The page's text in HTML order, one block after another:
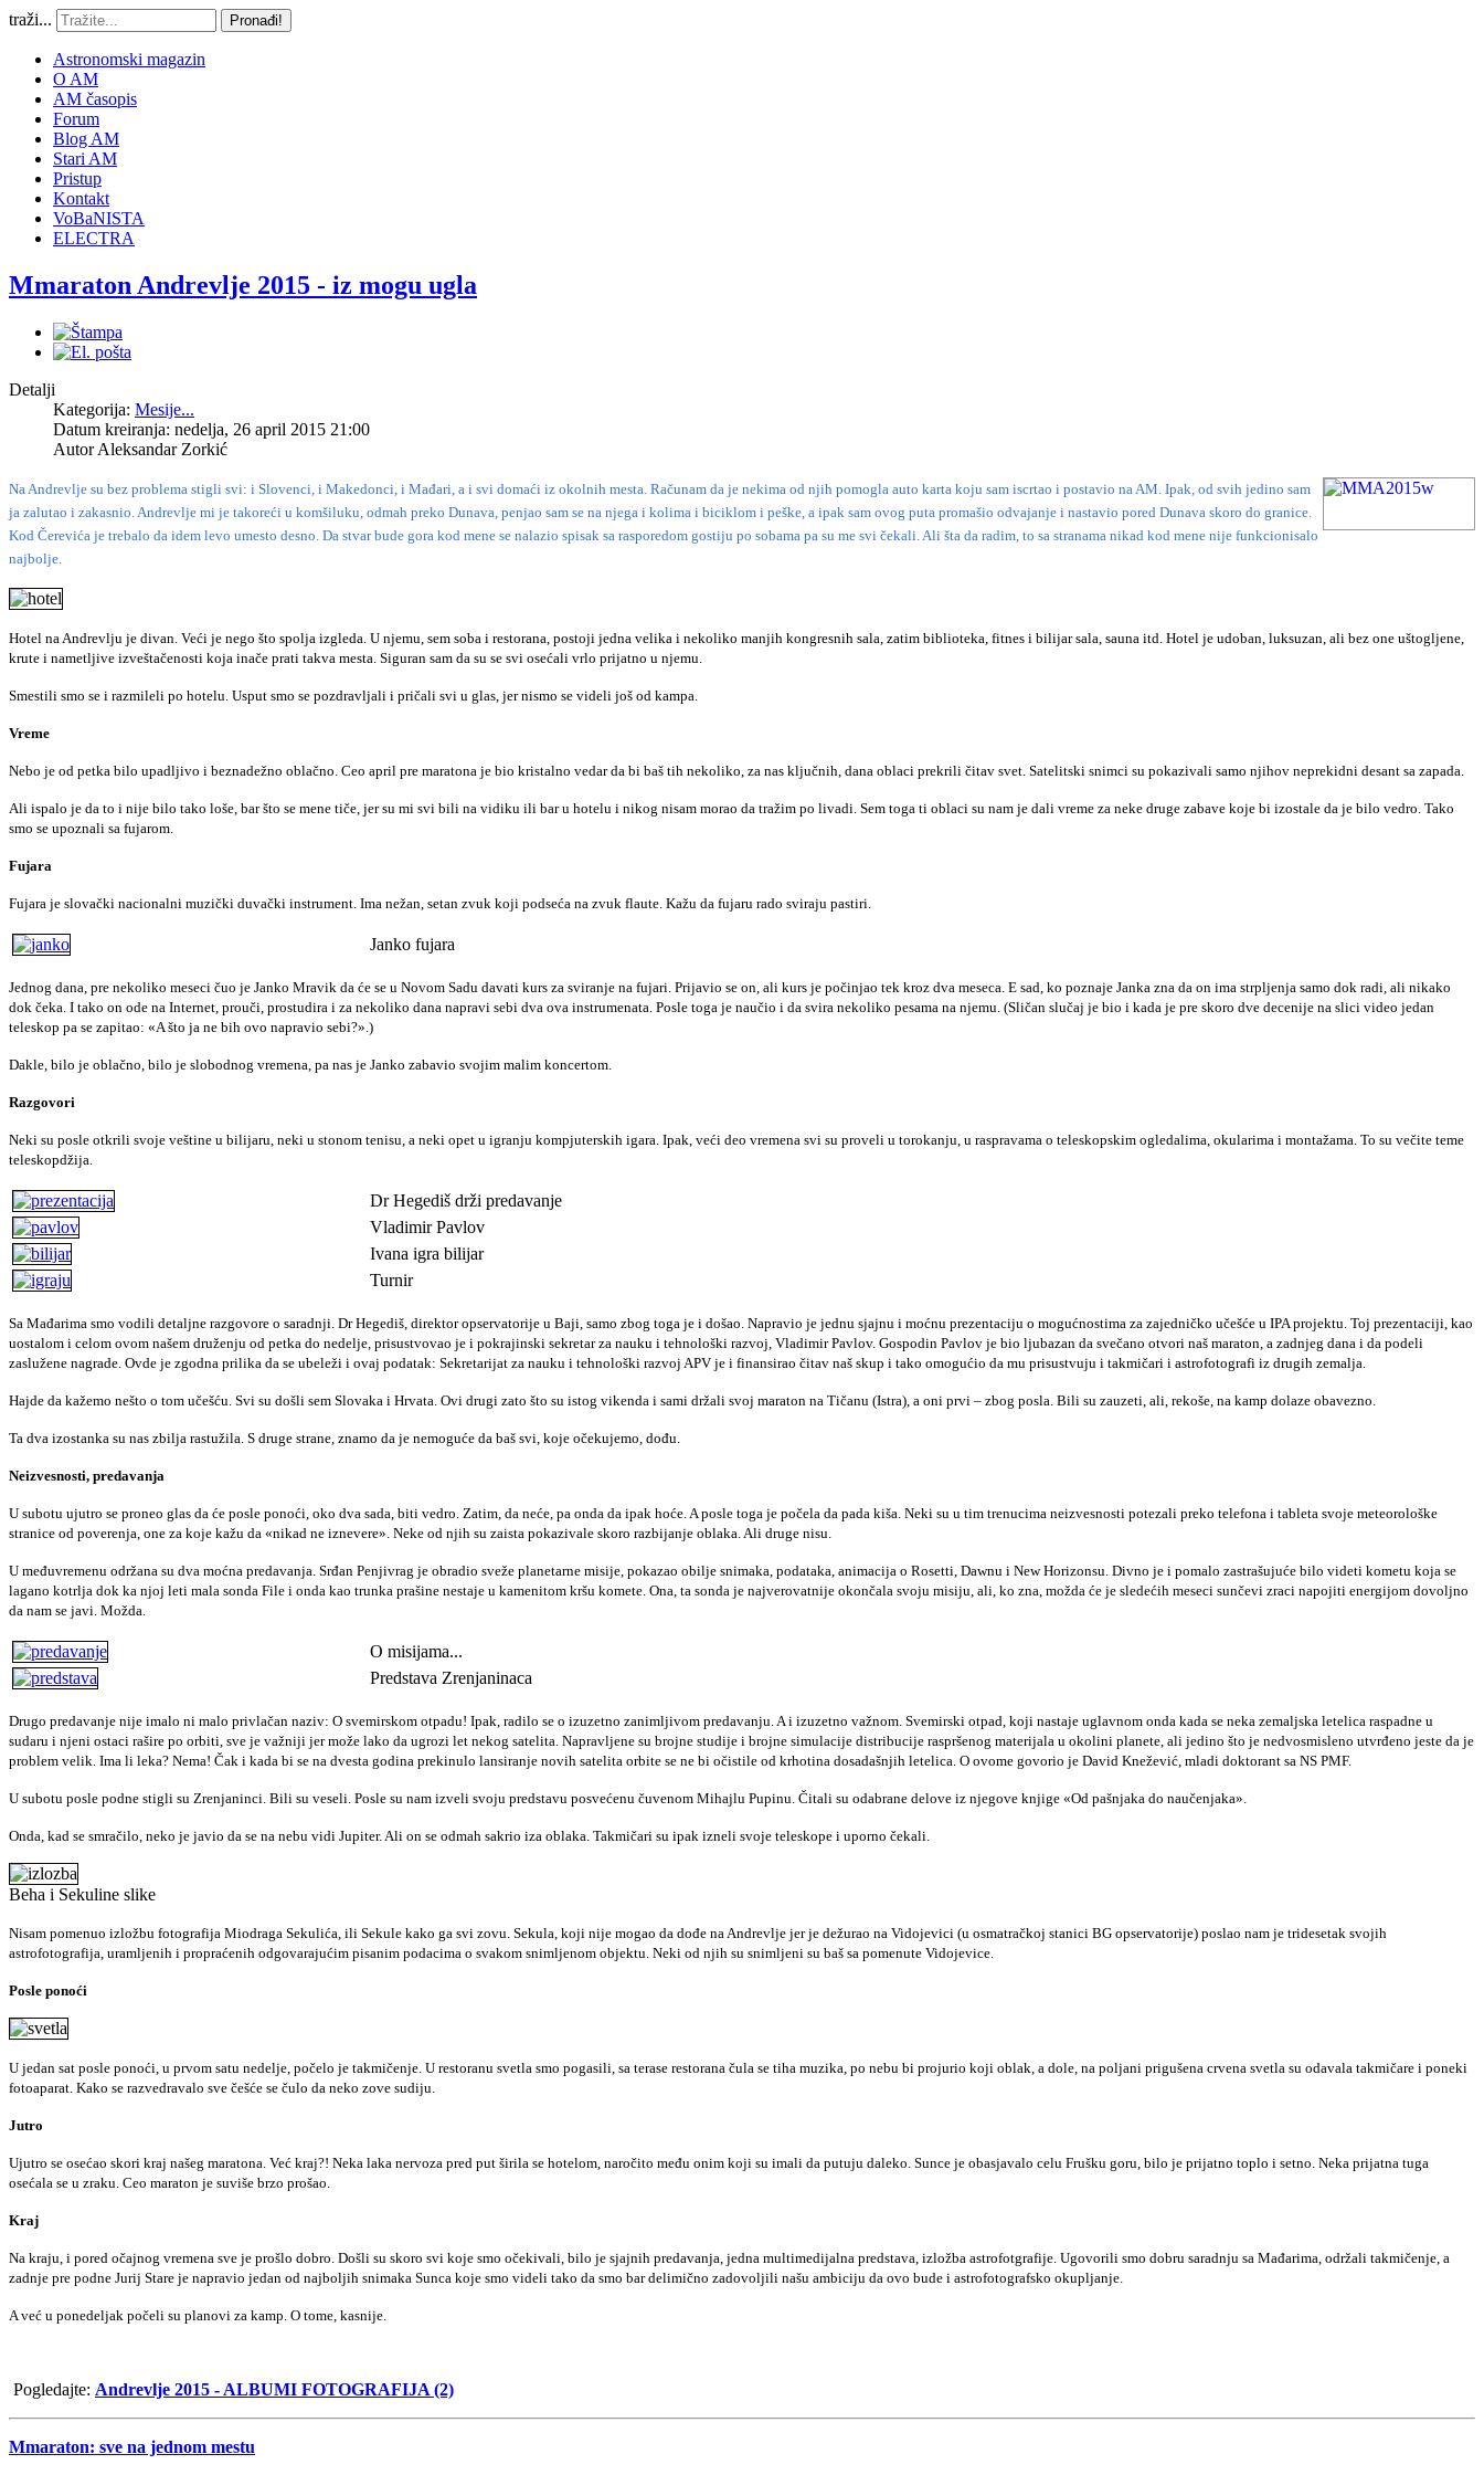
traži... Pronađi!
Astronomski magazin
O AM
AM časopis
Forum
Blog AM
Stari AM
Pristup
Kontakt
VoBaNISTA
ELECTRA
Mmaraton Andrevlje 2015 - iz mogu ugla
Detalji
Kategorija: Mesije...
Datum kreiranja: nedelja, 26 april 2015 21:00
AutorAleksandar Zorkić
Na Andrevlje su bez problema stigli svi: i Slovenci, i Makedonci, i Mađari, a i svi domaći iz okolnih mesta. Računam da je nekima od njih pomogla auto karta koju sam iscrtao i postavio na AM. Ipak, od svih jedino sam
ja zalutao i zakasnio. Andrevlje mi je takoreći u komšiluku, odmah preko Dunava, penjao sam se na njega i kolima i biciklom i peške, a ipak sam ovog puta promašio odvajanje i nastavio pored Dunava skoro do granice.
Kod Čerevića je trebalo da idem levo umesto desno. Da stvar bude gora kod mene se nalazio spisak sa rasporedom gostiju po sobama pa su me svi čekali. Ali šta da radim, to sa stranama nikad kod mene nije funkcionisalo
najbolje.
Hotel na Andrevlju je divan. Veći je nego što spolja izgleda. U njemu, sem soba i restorana, postoji jedna velika i nekoliko manjih kongresnih sala, zatim biblioteka, fitnes i bilijar sala, sauna itd. Hotel je udoban, luksuzan, ali bez one uštogljene,
krute i nametljive izveštačenosti koja inače prati takva mesta. Siguran sam da su se svi osećali vrlo prijatno u njemu.
Smestili smo se i razmileli po hotelu. Usput smo se pozdravljali i pričali svi u glas, jer nismo se videli još od kampa.
Vreme
Nebo je od petka bilo upadljivo i beznadežno oblačno. Ceo april pre maratona je bio kristalno vedar da bi baš tih nekoliko, za nas ključnih, dana oblaci prekrili čitav svet. Satelitski snimci su pokazivali samo njihov neprekidni desant sa zapada.
Ali ispalo je da to i nije bilo tako loše, bar što se mene tiče, jer su mi svi bili na vidiku ili bar u hotelu i nikog nisam morao da tražim po livadi. Sem toga ti oblaci su nam je dali vreme za neke druge zabave koje bi izostale da je bilo vedro. Tako
smo se upoznali sa fujarom.
Fujara
Fujara je slovački nacionalni muzički duvački instrument. Ima nežan, setan zvuk koji podseća na zvuk flaute. Kažu da fujaru rado sviraju pastiri.
Janko fujara
Jednog dana, pre nekoliko meseci čuo je Janko Mravik da će se u Novom Sadu davati kurs za sviranje na fujari. Prijavio se on, ali kurs je počinjao tek kroz dva meseca. E sad, ko poznaje Janka zna da on ima strpljenja samo dok radi, ali nikako
dok čeka. I tako on ode na Internet, prouči, prostudira i za nekoliko dana napravi sebi dva ova instrumenata. Posle toga je naučio i da svira nekoliko pesama na njemu. (Sličan slučaj je bio i kada je pre skoro dve decenije na slici video jedan
teleskop pa se zapitao: «A što ja ne bih ovo napravio sebi?».)
Dakle, bilo je oblačno, bilo je slobodnog vremena, pa nas je Janko zabavio svojim malim koncertom.
Razgovori
Neki su posle otkrili svoje veštine u bilijaru, neki u stonom tenisu, a neki opet u igranju kompjuterskih igara. Ipak, veći deo vremena svi su proveli u torokanju, u raspravama o teleskopskim ogledalima, okularima i montažama. To su večite teme
teleskopdžija.
Dr Hegediš drži predavanje
Vladimir Pavlov
Ivana igra bilijar
Turnir
Sa Mađarima smo vodili detaljne razgovore o saradnji. Dr Hegediš, direktor opservatorije u Baji, samo zbog toga je i došao. Napravio je jednu sjajnu i moćnu prezentaciju o mogućnostima za zajedničko učešće u IPA projektu. Toj prezentaciji, kao
uostalom i celom ovom našem druženju od petka do nedelje, prisustvovao je i pokrajinski sekretar za nauku i tehnološki razvoj, Vladimir Pavlov. Gospodin Pavlov je bio ljubazan da svečano otvori naš maraton, a zadnjeg dana i da podeli
zaslužene nagrade. Ovde je zgodna prilika da se ubeleži i ovaj podatak: Sekretarijat za nauku i tehnološki razvoj APV je i finansirao čitav naš skup i tako omogućio da mu prisustvuju i takmičari i astrofotografi iz drugih zemalja.
Hajde da kažemo nešto o tom učešću. Svi su došli sem Slovaka i Hrvata. Ovi drugi zato što su istog vikenda i sami držali svoj maraton na Tičanu (Istra), a oni prvi – zbog posla. Bili su zauzeti, ali, rekoše, na kamp dolaze obavezno.
Ta dva izostanka su nas zbilja rastužila. S druge strane, znamo da je nemoguće da baš svi, koje očekujemo, dođu.
Neizvesnosti, predavanja
U subotu ujutro se proneo glas da će posle ponoći, oko dva sada, biti vedro. Zatim, da neće, pa onda da ipak hoće. A posle toga je počela da pada kiša. Neki su u tim trenucima neizvesnosti potezali preko telefona i tableta svoje meteorološke
stranice od poverenja, one za koje kažu da «nikad ne iznevere». Neke od njih su zaista pokazivale skoro razbijanje oblaka. Ali druge nisu.
U međuvremenu održana su dva moćna predavanja. Srđan Penjivrag je obradio sveže planetarne misije, pokazao obilje snimaka, podataka, animacija o Rosetti, Dawnu i New Horizonsu. Divno je i pomalo zastrašujuće bilo videti kometu koja se
lagano kotrlja dok ka njoj leti mala sonda File i onda kao trunka prašine nestaje u kamenitom kršu komete. Ona, ta sonda je najverovatnije okončala svoju misiju, ali, ko zna, možda će je sledećih meseci sunčevi zraci napojiti energijom dovoljno
da nam se javi. Možda.
O misijama...
Predstava Zrenjaninaca
Drugo predavanje nije imalo ni malo privlačan naziv: O svemirskom otpadu! Ipak, radilo se o izuzetno zanimljivom predavanju. A i izuzetno važnom. Svemirski otpad, koji nastaje uglavnom onda kada se neka zemaljska letelica raspadne u
sudaru i njeni ostaci rašire po orbiti, sve je važniji jer može lako da ugrozi let nekog satelita. Napravljene su brojne studije i brojne simulacije distribucije raspršenog materijala u okolini planete, ali jedino što je nedvosmisleno utvrđeno jeste da je
problem velik. Ima li leka? Nema! Čak i kada bi se na dvesta godina prekinulo lansiranje novih satelita orbite se ne bi očistile od krhotina dosadašnjih letelica. O ovome govorio je David Knežević, mladi doktorant sa NS PMF.
U subotu posle podne stigli su Zrenjaninci. Bili su veseli. Posle su nam izveli svoju predstavu posvećenu čuvenom Mihajlu Pupinu. Čitali su odabrane delove iz njegove knjige «Od pašnjaka do naučenjaka».
Onda, kad se smračilo, neko je javio da se na nebu vidi Jupiter. Ali on se odmah sakrio iza oblaka. Takmičari su ipak izneli svoje teleskope i uporno čekali.
Beha i Sekuline slike
Nisam pomenuo izložbu fotografija Miodraga Sekulića, ili Sekule kako ga svi zovu. Sekula, koji nije mogao da dođe na Andrevlje jer je dežurao na Vidojevici (u osmatračkoj stanici BG opservatorije) poslao nam je tridesetak svojih
astrofotografija, uramljenih i propraćenih odgovarajućim pisanim podacima o svakom snimljenom objektu. Neki od njih su snimljeni su baš sa pomenute Vidojevice.
Posle ponoći
U jedan sat posle ponoći, u prvom satu nedelje, počelo je takmičenje. U restoranu svetla smo pogasili, sa terase restorana čula se tiha muzika, po nebu bi projurio koji oblak, a dole, na poljani prigušena crvena svetla su odavala takmičare i poneki
fotoaparat. Kako se razvedravalo sve češće se čulo da neko zove sudiju.
Jutro
Ujutro se osećao skori kraj našeg maratona. Već kraj?! Neka laka nervoza pred put širila se hotelom, naročito među onim koji su imali da putuju daleko. Sunce je obasjavalo celu Frušku goru, bilo je prijatno toplo i setno. Neka prijatna tuga
osećala se u zraku. Ceo maraton je suviše brzo prošao.
Kraj
Na kraju, i pored očajnog vremena sve je prošlo dobro. Došli su skoro svi koje smo očekivali, bilo je sjajnih predavanja, jedna multimedijalna predstava, izložba astrofotgrafije. Ugovorili smo dobru saradnju sa Mađarima, održali takmičenje, a
zadnje pre podne Jurij Stare je napravio jedan od najboljih snimaka Sunca koje smo videli tako da smo bar delimično zadovoljili našu ambiciju da ovo bude i astrofotografsko okupljanje.
A već u ponedeljak počeli su planovi za kamp. O tome, kasnije.
Pogledajte: Andrevlje 2015 - ALBUMI FOTOGRAFIJA (2)
Mmaraton: sve na jednom mestu